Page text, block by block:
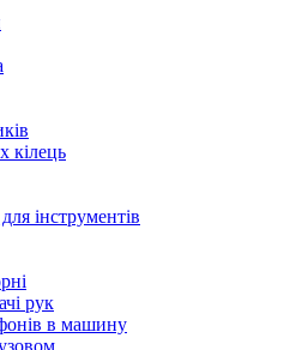
кілець
інструментів
рук
в машину